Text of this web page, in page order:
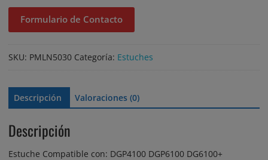
era:
$70.826.
es:
$56.661.
Formulario de Contacto
SKU: PMLN5030 Categoría: Estuches
Descripción Valoraciones (0)
Descripción
Estuche Compatible con: DGP4100 DGP6100 DG6100+